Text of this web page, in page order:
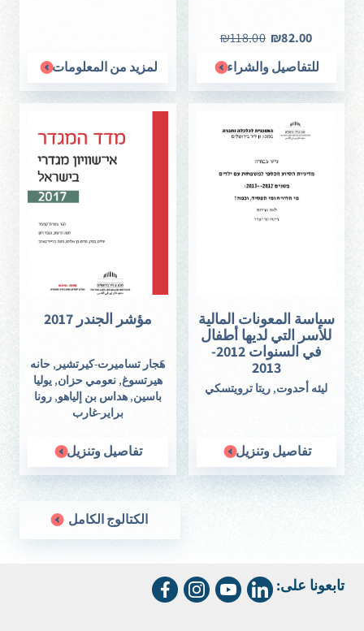
₪82.00
₪118.00
للتفاصيل والشراء
لمزيد من المعلومات
سياسة المعونات المالية
للأسر التي لديها أطفال
في السنوات 2012-
2013
ليئه أحدوت, ريتا ترويتسكي
تفاصيل وتنزيل
مؤشر الجندر 2017
هَجار تساميرت-كيرتشير , حانه
هيرتسوغ,نعومي حزان, يوليا
باسين,هداس بن إلياهو,رونا
براير-غارب
تفاصيل وتنزيل
الكتالوج الكامل
تابعونا على: